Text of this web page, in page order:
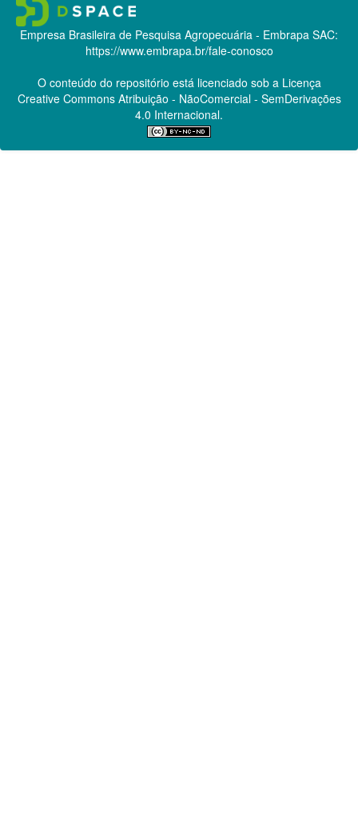
Empresa Brasileira de Pesquisa Agropecuária - Embrapa SAC:
https://www.embrapa.br/fale-conosco
O conteúdo do repositório está licenciado sob a Licença
Creative CommonsAtribuição - NãoComercial - SemDerivações
4.0 Internacional.